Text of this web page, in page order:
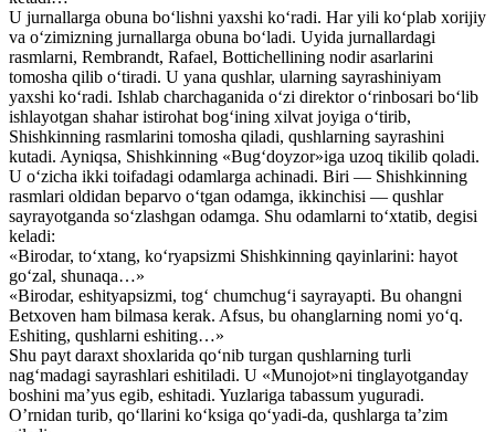
U jurnallarga obuna bo‘lishni yaxshi ko‘radi. Har yili ko‘plab xorijiy
va o‘zimizning jurnallarga obuna bo‘ladi. Uyida jurnallardagi
rasmlarni, Rembrandt, Rafael, Bottichellining nodir asarlarini
tomosha qilib o‘tiradi. U yana qushlar, ularning sayrashiniyam
yaxshi ko‘radi. Ishlab charchaganida o‘zi direktor o‘rinbosari bo‘lib
ishlayotgan shahar istirohat bog‘ining xilvat joyiga o‘tirib,
Shishkinning rasmlarini tomosha qiladi, qushlarning sayrashini
kutadi. Ayniqsa, Shishkinning «Bug‘doyzor»iga uzoq tikilib qoladi.
U o‘zicha ikki toifadagi odamlarga achinadi. Biri — Shishkinning
rasmlari oldidan beparvo o‘tgan odamga, ikkinchisi — qushlar
sayrayotganda so‘zlashgan odamga. Shu odamlarni to‘xtatib, degisi
keladi:
«Birodar, to‘xtang, ko‘ryapsizmi Shishkinning qayinlarini: hayot
go‘zal, shunaqa…»
«Birodar, eshityapsizmi, tog‘ chumchug‘i sayrayapti. Bu ohangni
Betxoven ham bilmasa kerak. Afsus, bu ohanglarning nomi yo‘q.
Eshiting, qushlarni eshiting…»
Shu payt daraxt shoxlarida qo‘nib turgan qushlarning turli
nag‘madagi sayrashlari eshitiladi. U «Munojot»ni tinglayotganday
boshini ma’yus egib, eshitadi. Yuzlariga tabassum yuguradi.
O’rnidan turib, qo‘llarini ko‘ksiga qo‘yadi-da, qushlarga ta’zim